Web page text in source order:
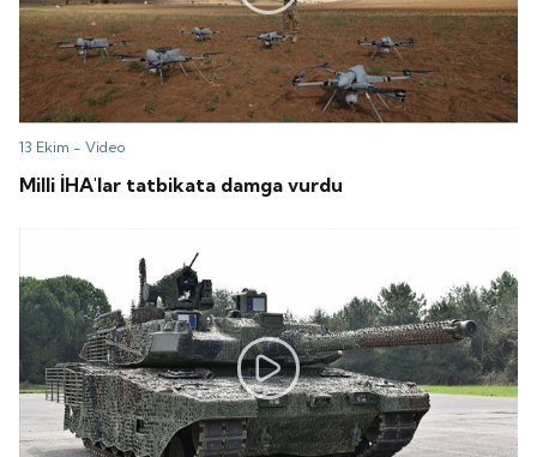
13 Ekim -Video
Milli İHA'lar tatbikata damga vurdu